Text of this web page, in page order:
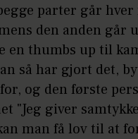
parter går
den anden går
en thumbs up til
så har gjort det,
og den første
"Jeg giver
man få lov til at